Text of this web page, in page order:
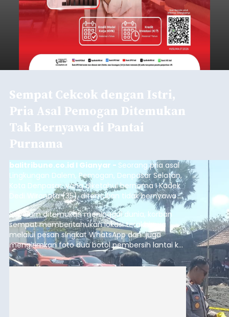
Sempat Cekcok dengan Istri,
Pria Asal Pemogan Ditemukan
Tak Bernyawa di Pantai
Purnama
balitribune.co.id I Gianyar - Seorang pria asal
Lingkungan Dalem, Pemogan, Denpasar Selatan,
Kota Denpasar, yang diketahui bernama I Kadek
Dedi Wiranata (35), ditemukan tidak bernyawa di
pesisir Pantai Purnama, Sukawati.
Sebelum ditemukan meninggal dunia, korban
sempat memberitahukan lokasi terakhirnya
melalui pesan singkat WhatsApp dan juga
mengirimkan foto dua botol pembersih lantai ke
istrinya.